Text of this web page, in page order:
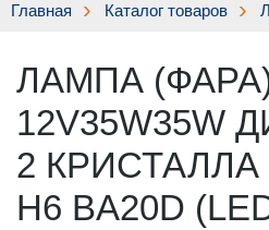
Главная Каталог товаров
ЛАМПА
12V35W35W
2
Н6 BA20D